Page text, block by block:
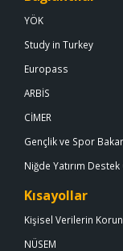
YÖK
Study in Turkey
Europass
ARBİS
CİMER
Gençlik ve Spor
Niğde Yatırım
Kısayollar
Kişisel Verilerin
NÜSEM